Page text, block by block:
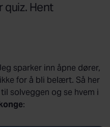
quiz. Hent
sparker inn åpne dører,
for å bli belært. Så her
solveggen og se hvem i
: